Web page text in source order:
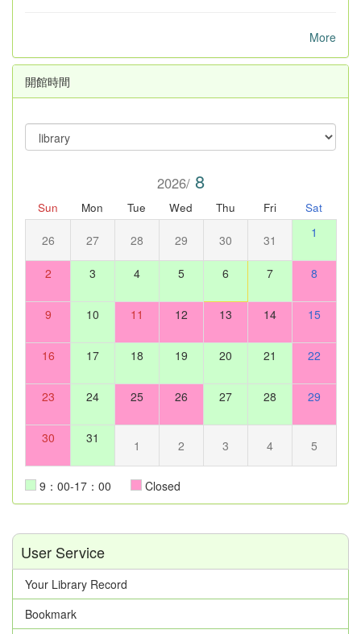
More
開館時間
2026/8
Sun Mon Tue Wed Thu Fri Sat
26 27 28 29 30 31 1
2 3 4 5 6 7 8
9 10 11 12 13 14 15
16 17 18 19 20 21 22
23 24 25 26 27 28 29
30 31 1 2 3 4 5
9：00-17：00 Closed
User Service
Your Library Record
Bookmark